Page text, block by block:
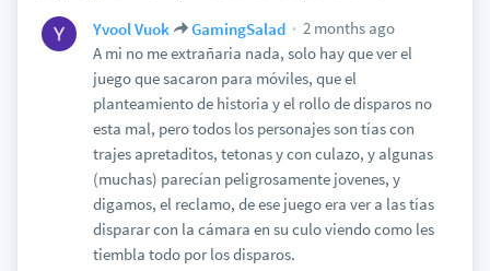
Yvool Vuok GamingSalad
2 months ago
A mi no me extrañaria nada, solo hay que ver el
juego que sacaron para móviles, que el
planteamiento de historia y el rollo de disparos no
esta mal, pero todos los personajes son tías con
trajes apretaditos, tetonas y con culazo, y algunas
(muchas) parecían peligrosamente jovenes, y
digamos, el reclamo, de ese juego era ver a las tías
disparar con la cámara en su culo viendo como les
tiembla todo por los disparos.